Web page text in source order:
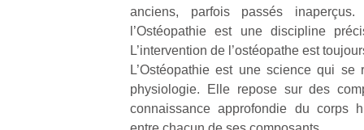
anciens, parfois passés inaperçus.
l’Ostéopathie est une discipline
L’intervention de l’ostéopathe est
L’Ostéopathie est une science qui
physiologie. Elle repose sur des
connaissance approfondie du corps